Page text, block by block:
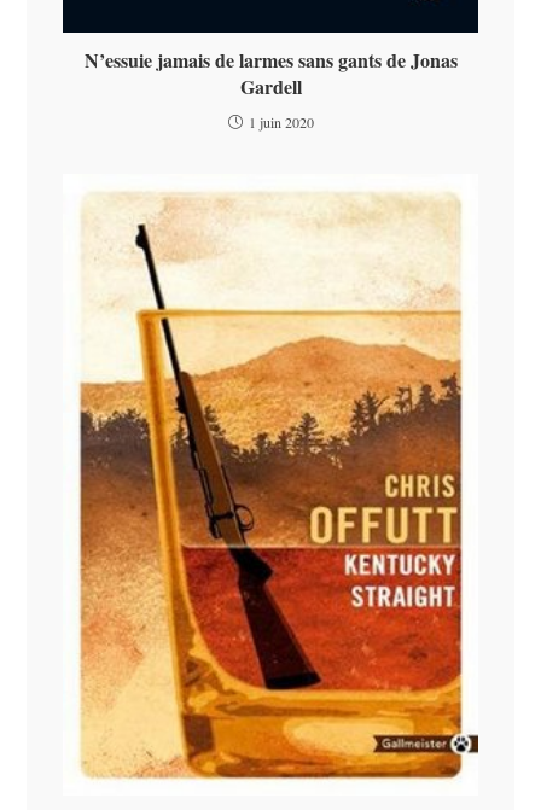
N’essuie jamais de larmes sans gants de Jonas
Gardell
1 juin 2020